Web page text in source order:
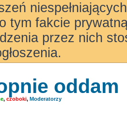
tym fakcie
przez nich
oddam
, czoboki, Moderatorzy